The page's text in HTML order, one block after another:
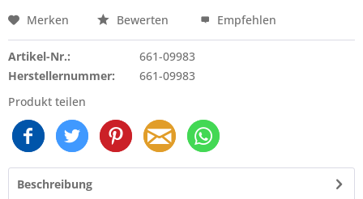
Merken Bewerten Empfehlen
Artikel-Nr.:
661-09983
Herstellernummer:
661-09983
Produkt teilen
Beschreibung